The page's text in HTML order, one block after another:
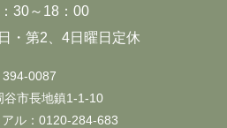
30～18：00
・第2、4日曜日定休
394-0087
谷市長地鎮1-1-10
ル：0120-284-683